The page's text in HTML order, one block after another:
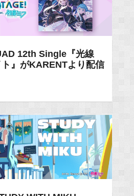
12th Single『光線
』がKARENTより配信